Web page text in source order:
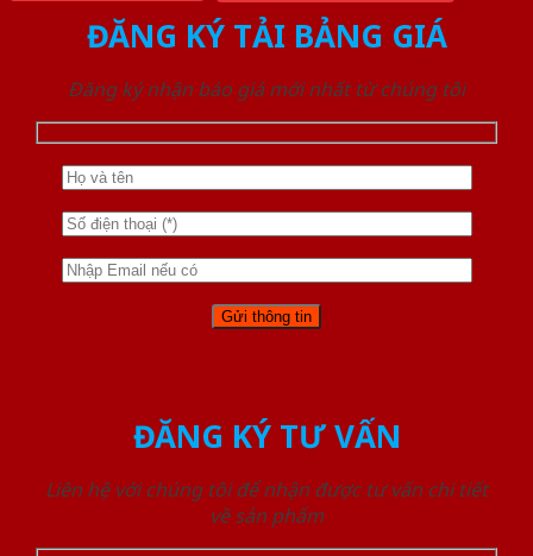
ĐĂNG KÝ TẢI BẢNG GIÁ
Đăng ký nhận báo giá mới nhất từ chúng tôi
ĐĂNG KÝ TƯ VẤN
Liên hệ với chúng tôi để nhận được tư vấn chi tiết
về sản phẩm